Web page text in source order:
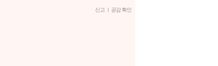
신고 | 공감 확인